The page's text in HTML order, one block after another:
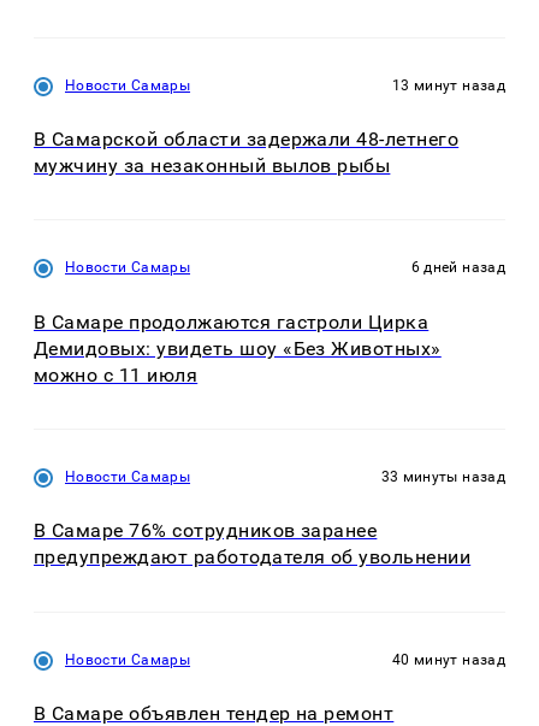
Новости Самары 13 минут назад
В Самарской области задержали 48-летнего
мужчину за незаконный вылов рыбы
Новости Самары 6 дней назад
В Самаре продолжаются гастроли Цирка
Демидовых: увидеть шоу «Без Животных»
можно с 11 июля
Новости Самары 33 минуты назад
В Самаре 76% сотрудников заранее
предупреждают работодателя об увольнении
Новости Самары 40 минут назад
В Самаре объявлен тендер на ремонт